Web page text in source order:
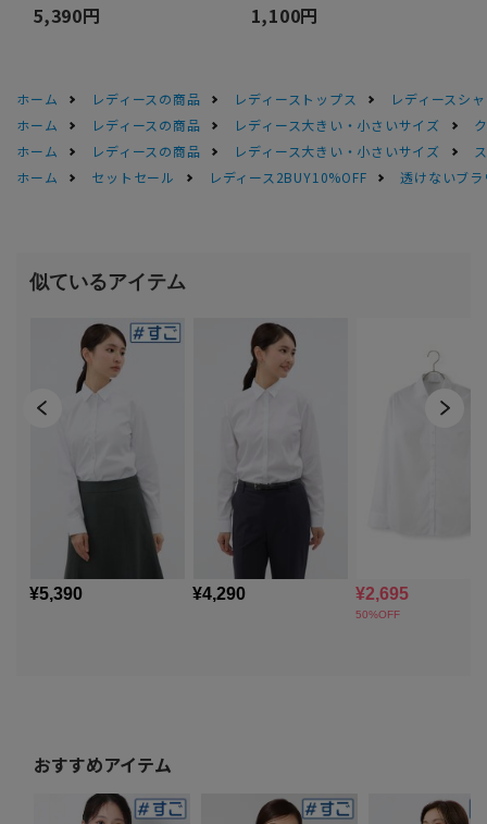
5,390円 1,100円
ホーム レディースの商品 レディーストップス
レディースシ
ホーム
レディースの商品 レディース大きい・小さいサイズ
ホーム
レディースの商品 レディース大きい・小さいサイズ
ホーム
セットセール レディース2BUY10%OFF 透けないブ